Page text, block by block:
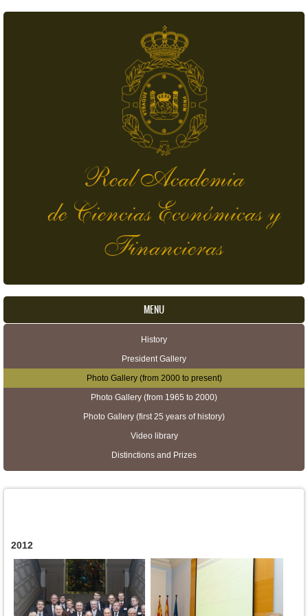
Real Academia
de Ciencias Económicas y
Financieras
MENU
History
President Gallery
Photo Gallery (from 2000 to present)
Photo Gallery (from 1965 to 2000)
Photo Gallery (first 25 years of history)
Video library
Distinctions and Prizes
2012